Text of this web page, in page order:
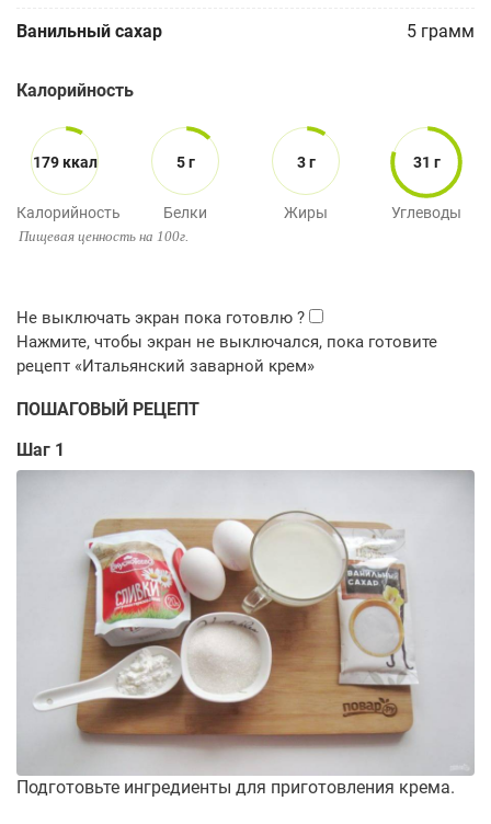
Ванильный сахар 5 грамм
Калорийность
179 ккал
Калорийность
5 г
Белки
3 г
Жиры
31 г
Углеводы
Пищевая ценность на 100г.
ПОШАГОВЫЙ РЕЦЕПТ
Шаг 1
Подготовьте ингредиенты для приготовления крема.